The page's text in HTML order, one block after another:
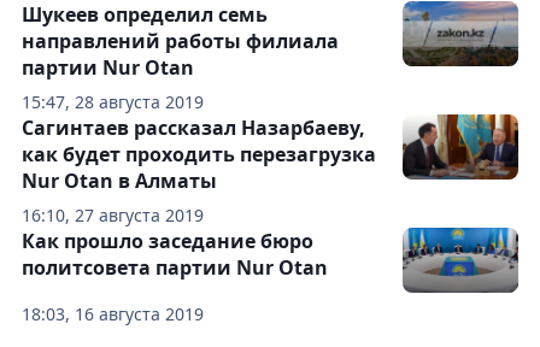
15:47, 28 августа 2019
Шукеев определил семь
направлений работы филиала
партии Nur Otan
16:10, 27 августа 2019
Сагинтаев рассказал Назарбаеву,
как будет проходить перезагрузка
Nur Otan в Алматы
18:03, 16 августа 2019
Как прошло заседание бюро
политсовета партии Nur Otan